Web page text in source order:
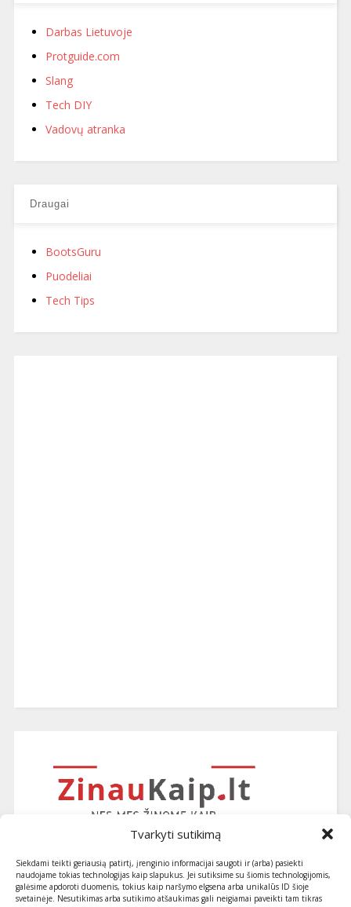
Tvarkyti sutikimą
Siekdami teikti geriausią patirtį, įrenginio informacijai saugoti ir (arba) pasiekti
naudojame tokias technologijas kaip slapukus. Jei sutiksime su šiomis technologijomis,
galėsime apdoroti duomenis, tokius kaip naršymo elgsena arba unikalūs ID šioje
svetainėje. Nesutikimas arba sutikimo atšaukimas gali neigiamai paveikti tam tikras
Darbas Lietuvoje
Protguide.com
Slang
Tech DIY
Vadovų atranka
Draugai
BootsGuru
Puodeliai
Tech Tips